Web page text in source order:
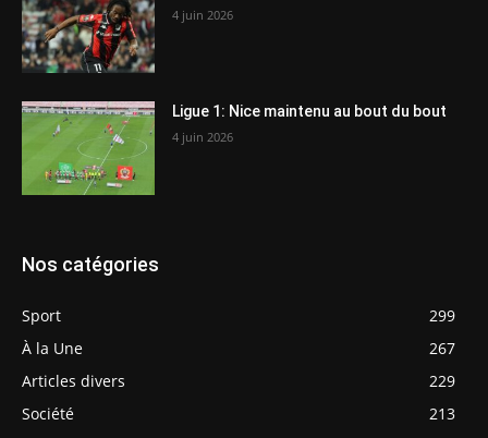
4 juin 2026
Ligue 1: Nice maintenu au bout du bout
4 juin 2026
Nos catégories
Sport
299
À la Une
267
Articles divers
229
Société
213